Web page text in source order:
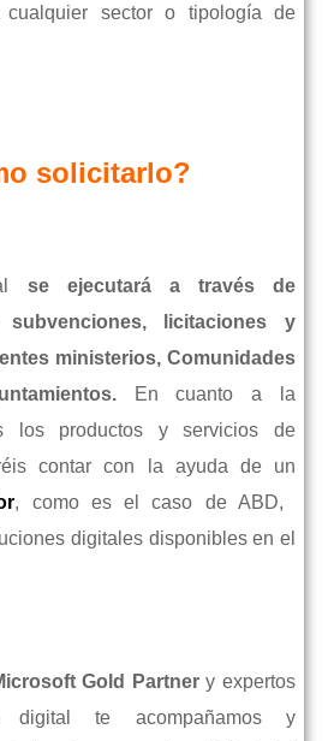
cualquier sector o tipología de
solicitarlo?
se ejecutará a través de
licitaciones y
ministerios, Comunidades
En cuanto a la
los productos y servicios de
contar con la ayuda de un
, como es el caso de ABD,
digitales disponibles en el
Gold Partnery expertos
digital te acompañamos y